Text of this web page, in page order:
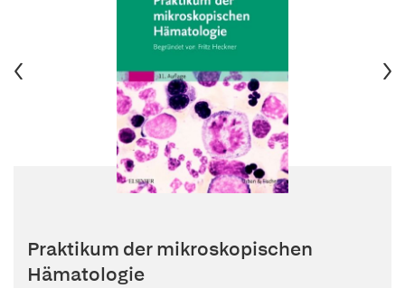
Praktikum der mikroskopischen
Hämatologie